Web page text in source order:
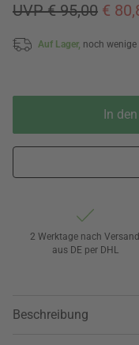
UVP € 95,00 €
Auf Lager, noch
In
2 Werktage nach Versand
aus DE per DHL
Beschreibung